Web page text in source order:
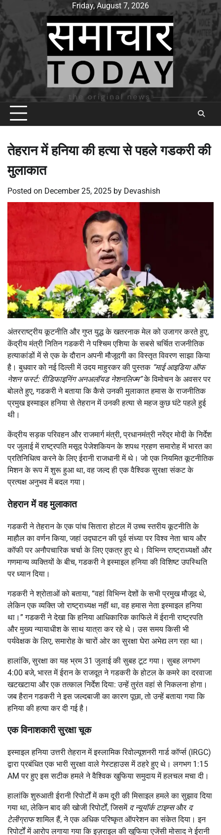
Skip
to
content
Friday, August 7, 2026
तेहरान में हनिया की हत्या से पहले गडकरी की
मुलाकात
Posted on December 25, 2025 by Devashish
अंतरराष्ट्रीय कूटनीति और गुप्त युद्ध के खतरनाक मेल को उजागर करते हुए,
केंद्रीय मंत्री नितिन गडकरी ने पश्चिम एशिया के सबसे चर्चित राजनीतिक
हत्याकांडों में से एक के दौरान अपनी मौजूदगी का विस्तृत विवरण साझा किया
है। बुधवार को नई दिल्ली में उदय माहुरकर की पुस्तक “माई आइडिया ऑफ
नेशन फर्स्ट: रीडिफाइनिंग अनअलॉयड नेशनलिज्म”के विमोचन के अवसर पर
बोलते हुए, गडकरी ने बताया कि कैसे उनकी मुलाकात हमास के राजनीतिक
प्रमुख इस्माइल हनिया से तेहरान में उनकी हत्या से महज कुछ घंटे पहले हुई
थी।
केंद्रीय सड़क परिवहन और राजमार्ग मंत्री, प्रधानमंत्री नरेंद्र मोदी के निर्देश
पर जुलाई में राष्ट्रपति मसूद पेजेशकियन के शपथ ग्रहण समारोह में भारत का
प्रतिनिधित्व करने के लिए ईरानी राजधानी में थे। जो एक नियमित कूटनीतिक
मिशन के रूप में शुरू हुआ था, वह जल्द ही एक वैश्विक सुरक्षा संकट के
प्रत्यक्ष अनुभव में बदल गया।
तेहरान में वह मुलाकात
गडकरी ने तेहरान के एक पांच सितारा होटल में उच्च स्तरीय कूटनीति के
माहौल का वर्णन किया, जहां उद्घाटन की पूर्व संध्या पर विश्व नेता चाय और
कॉफी पर अनौपचारिक चर्चा के लिए एकत्र हुए थे। विभिन्न राष्ट्राध्यक्षों और
गणमान्य व्यक्तियों के बीच, गडकरी ने इस्माइल हनिया की विशिष्ट उपस्थिति
पर ध्यान दिया।
गडकरी ने श्रोताओं को बताया, “वहां विभिन्न देशों के सभी प्रमुख मौजूद थे,
लेकिन एक व्यक्ति जो राष्ट्राध्यक्ष नहीं था, वह हमास नेता इस्माइल हनिया
था।” गडकरी ने देखा कि हनिया आधिकारिक काफिले में ईरानी राष्ट्रपति
और मुख्य न्यायाधीश के साथ यात्रा कर रहे थे। उस समय किसी भी
पर्यवेक्षक के लिए, समारोह के चारों ओर का सुरक्षा घेरा अभेद्य लग रहा था।
हालांकि, सुरक्षा का यह भ्रम 31 जुलाई की सुबह टूट गया। सुबह लगभग
4:00 बजे, भारत में ईरान के राजदूत ने गडकरी के होटल के कमरे का दरवाजा
खटखटाया और एक तत्काल निर्देश दिया: उन्हें तुरंत वहां से निकलना होगा।
जब हैरान गडकरी ने इस जल्दबाजी का कारण पूछा, तो उन्हें बताया गया कि
हनिया की हत्या कर दी गई है।
एक विनाशकारी सुरक्षा चूक
इस्माइल हनिया उत्तरी तेहरान में इस्लामिक रिवोल्यूशनरी गार्ड कॉर्प्स (IRGC)
द्वारा प्रबंधित एक भारी सुरक्षा वाले गेस्टहाउस में ठहरे हुए थे। लगभग 1:15
AM पर हुए इस सटीक हमले ने वैश्विक खुफिया समुदाय में हलचल मचा दी।
हालांकि शुरुआती ईरानी रिपोर्टों में कम दूरी की मिसाइल हमले का सुझाव दिया
गया था, लेकिन बाद की खोजी रिपोर्टों, जिसमें द न्यूयॉर्क टाइम्सऔर द
टेलीग्राफशामिल हैं, ने एक अधिक परिष्कृत ऑपरेशन का संकेत दिया। इन
रिपोर्टों में आरोप लगाया गया कि इज़राइल की खुफिया एजेंसी मोसाद ने ईरानी